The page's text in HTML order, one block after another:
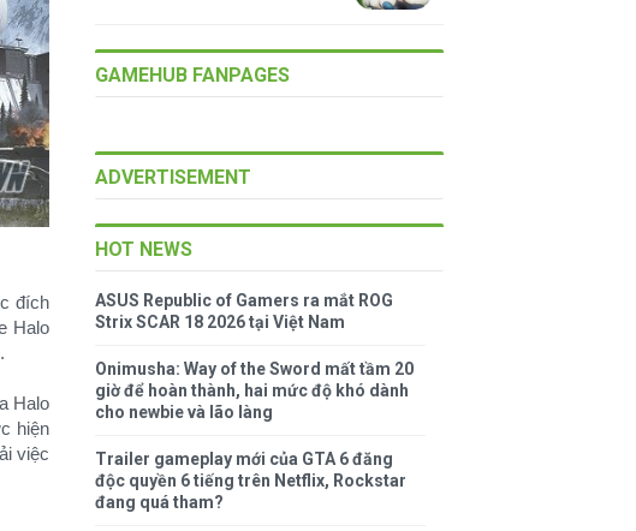
đích
Halo
Halo
hiện
việc
GAMEHUB FANPAGES
ADVERTISEMENT
HOT NEWS
ASUS Republic of Gamers ra mắt ROG
Strix SCAR 18 2026 tại Việt Nam
Onimusha: Way of the Sword mất tầm 20
giờ để hoàn thành, hai mức độ khó dành
cho newbie và lão làng
Trailer gameplay mới của GTA 6 đăng
độc quyền 6 tiếng trên Netflix, Rockstar
đang quá tham?